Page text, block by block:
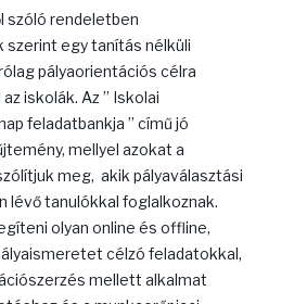
szóló rendeletben
egy tanítás nélküli
pályaorientációs célra
iskolák. Az ” Iskolai
feladatbankja ” című jó
mellyel azokat a
meg, akik pályaválasztási
lévő tanulókkal foglalkoznak.
olyan online és offline,
célzó feladatokkal,
mellett alkalmat